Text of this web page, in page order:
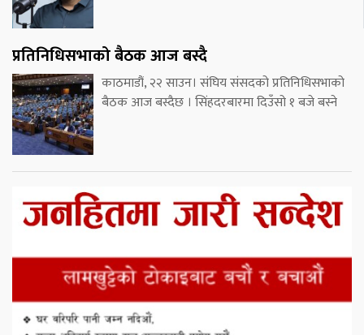
प्रतिनिधिसभाको बैठक आज बस्दै
काठमाडौं, २२ साउन। संघिय संसदको प्रतिनिधिसभाको
बैठक आज बस्दैछ । सिंहदरबारमा दिउँसो १ बजे बस्ने